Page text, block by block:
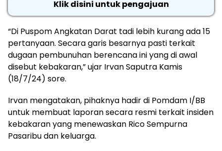
Klik disini untuk pengajuan
“Di Puspom Angkatan Darat tadi lebih kurang ada 15
pertanyaan. Secara garis besarnya pasti terkait
dugaan pembunuhan berencana ini yang di awal
disebut kebakaran,” ujar Irvan Saputra Kamis
(18/7/24) sore.
Irvan mengatakan, pihaknya hadir di Pomdam I/BB
untuk membuat laporan secara resmi terkait insiden
kebakaran yang menewaskan Rico Sempurna
Pasaribu dan keluarga.